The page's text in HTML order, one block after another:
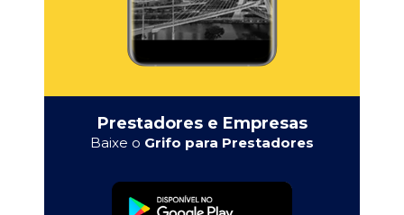
Prestadores e Empresas
Baixe o Grifo para Prestadores